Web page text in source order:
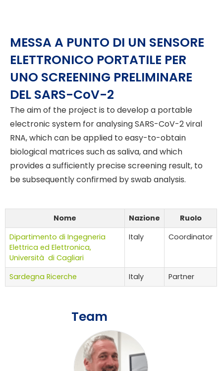
MESSA A PUNTO DI UN SENSORE
ELETTRONICO PORTATILE PER
UNO SCREENING PRELIMINARE
DEL SARS-CoV-2
The aim of the project is to develop a portable
electronic system for analysing SARS-CoV-2 viral
RNA, which can be applied to easy-to-obtain
biological matrices such as saliva, and which
provides a sufficiently precise screening result, to
be subsequently confirmed by swab analysis.
Nome Nazione
Ruolo
Dipartimento di Ingegneria
Elettrica ed Elettronica,
Università di Cagliari
Italy Coordinator
Sardegna Ricerche Italy Partner
Team